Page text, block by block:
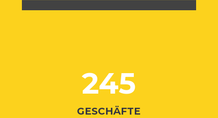
245
GESCHÄFTE